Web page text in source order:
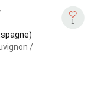
/
1